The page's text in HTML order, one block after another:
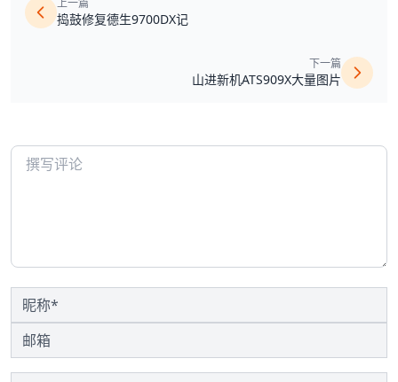
上一篇
捣鼓修复德生9700DX记
下一篇
山进新机ATS909X大量图片